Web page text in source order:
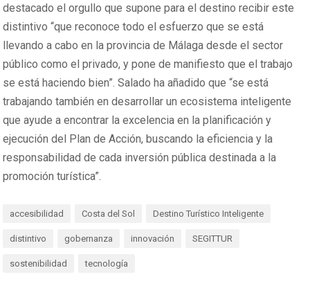
destacado el orgullo que supone para el destino recibir este
distintivo “que reconoce todo el esfuerzo que se está
llevando a cabo en la provincia de Málaga desde el sector
público como el privado, y pone de manifiesto que el trabajo
se está haciendo bien”. Salado ha añadido que “se está
trabajando también en desarrollar un ecosistema inteligente
que ayude a encontrar la excelencia en la planificación y
ejecución del Plan de Acción, buscando la eficiencia y la
responsabilidad de cada inversión pública destinada a la
promoción turística”.
accesibilidad Costa del Sol Destino Turístico Inteligente
distintivo gobernanza innovación SEGITTUR
sostenibilidad tecnología